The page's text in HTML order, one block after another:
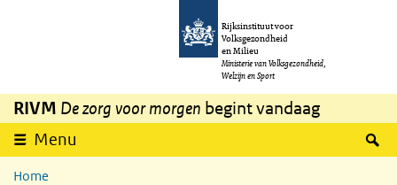
Overslaan en naar de inhoud gaan
Rijksinstituut voor
Volksgezondheid
en Milieu
Ministerie van Volksgezondheid,
Welzijn en Sport
RIVM De zorg voor morgen begint vandaag
Menu
Home